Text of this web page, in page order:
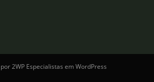
2WP Especialistas em WordPress